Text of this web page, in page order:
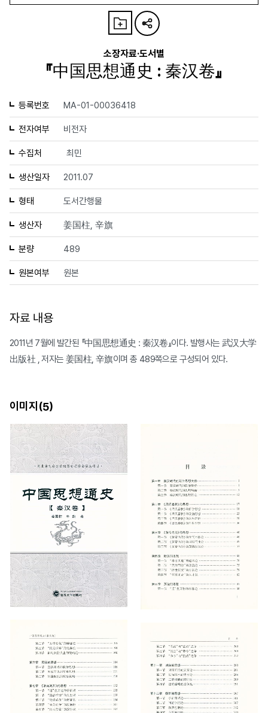
소장자료·도서별
『中国思想通史 : 秦汉卷』
등록번호 MA-01-00036418
전자여부 비전자
수집처 최민
생산일자 2011.07
형태 도서간행물
생산자 姜国柱, 辛旗
분량 489
원본여부 원본
자료 내용
2011년 7월에 발간된 『中国思想通史 : 秦汉卷』이다. 발행사는 武汉大学
出版社 , 저자는 姜国柱, 辛旗이며 총 489쪽으로 구성되어 있다.
이미지(5)